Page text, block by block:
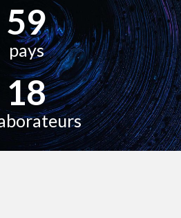
59
pays
18